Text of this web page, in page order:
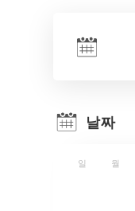
날짜
일 월